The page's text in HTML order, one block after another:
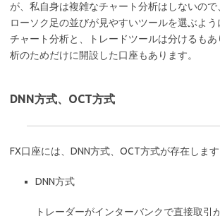
が、私自身は複雑なチャート分析はしないので
ローソク足の並びが見やすいツールを選ぶよう
チャート分析と、トレードツールは分けるも
析のためだけに開設した口座もあります。
DNN方式、OCT方式
FX口座には、DNN方式、OCT方式が存在します
DNN方式
トレーダーがインターバンクで直接取引